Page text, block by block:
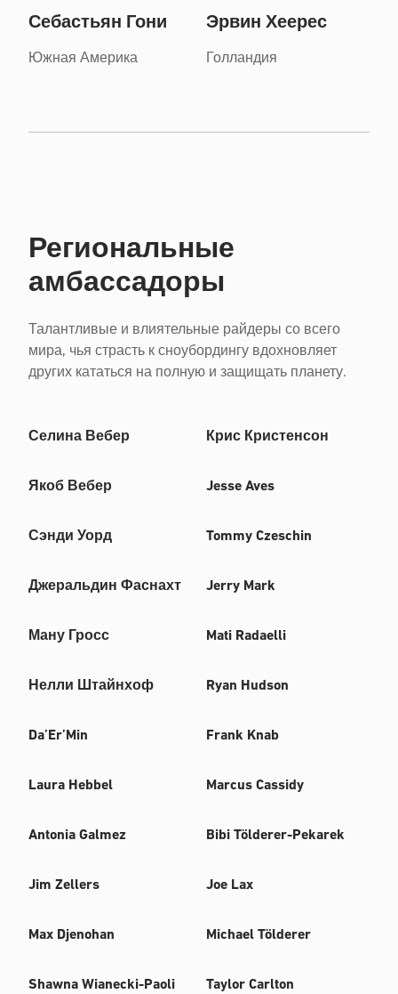
Себастьян Гони
Южная Америка
Эрвин Хеерес
Голландия
Региональные
амбассадоры
Талантливые и влиятельные райдеры со всего
мира, чья страсть к сноубордингу вдохновляет
других кататься на полную и защищать планету.
Селина Вебер
Якоб Вебер
Сэнди Уорд
Джеральдин Фаснахт
Ману Гросс
Нелли Штайнхоф
Крис Кристенсон
Jesse Aves
Tommy Czeschin
Jerry Mark
Mati Radaelli
Ryan Hudson
Da’Er’Min
Laura Hebbel
Antonia Galmez
Jim Zellers
Max Djenohan
Shawna Wianecki-Paoli
Frank Knab
Marcus Cassidy
Bibi Tölderer-Pekarek
Joe Lax
Michael Tölderer
Taylor Carlton